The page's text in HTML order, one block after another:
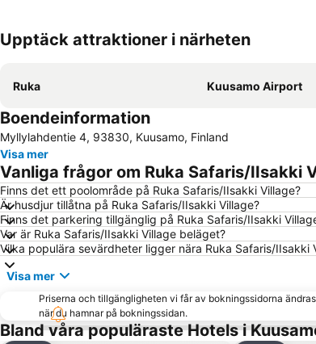
Upptäck attraktioner i närheten
Ruka Kuusamo Airport
Boendeinformation
Myllylahdentie 4, 93830, Kuusamo, Finland
Visa mer
Vanliga frågor om Ruka Safaris/IIsakki
Finns det ett poolområde på Ruka Safaris/IIsakki Village?
Är husdjur tillåtna på Ruka Safaris/IIsakki Village?
Finns det parkering tillgänglig på Ruka Safaris/IIsakki
Var är Ruka Safaris/IIsakki Village beläget?
Vilka populära sevärdheter ligger nära Ruka Safaris/IIsakki
Visa mer
Priserna och tillgängligheten vi får av bokningssidorna
när du hamnar på bokningssidan.
Bland våra populäraste Hotels i